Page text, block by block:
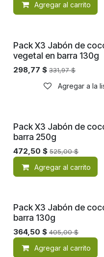
Agregar al carrito
Pack X3 Jabón de
vegetal en barra 130g
298,77 $ 331,97$
Agregar a la
Pack X3 Jabón de
barra 250g
472,50 $ 525,00$
Agregar al carrito
Pack X3 Jabón de
barra 130g
364,50 $ 405,00$
Agregar al carrito